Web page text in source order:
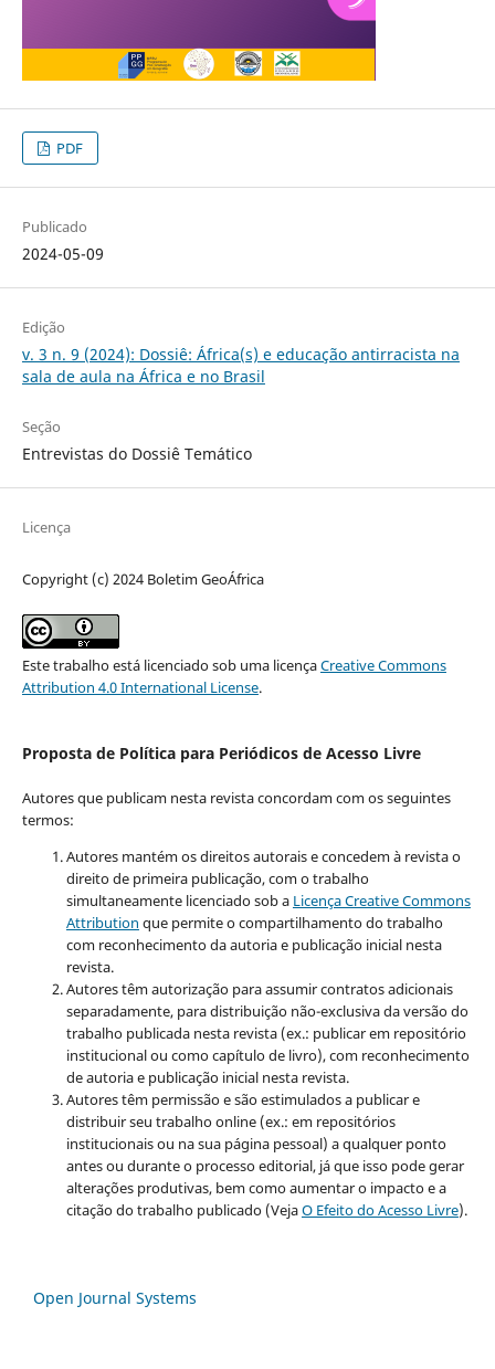
PDF
Publicado
2024-05-09
Edição
v. 3 n. 9 (2024): Dossiê: África(s) e educação antirracista na
sala de aula na África e no Brasil
Seção
Entrevistas do Dossiê Temático
Licença
Copyright (c) 2024 Boletim GeoÁfrica
Este trabalho está licenciado sob uma licençaCreative Commons
Attribution 4.0 International License.
Proposta de Política para Periódicos de Acesso Livre
Autores que publicam nesta revista concordam com os seguintes
termos:
Autores mantém os direitos autorais e concedem à revista o
direito de primeira publicação, com o trabalho
simultaneamente licenciado sob a Licença Creative Commons
Attribution que permite o compartilhamento do trabalho
com reconhecimento da autoria e publicação inicial nesta
revista.
Autores têm autorização para assumir contratos adicionais
separadamente, para distribuição não-exclusiva da versão do
trabalho publicada nesta revista (ex.: publicar em repositório
institucional ou como capítulo de livro), com reconhecimento
de autoria e publicação inicial nesta revista.
Autores têm permissão e são estimulados a publicar e
distribuir seu trabalho online (ex.: em repositórios
institucionais ou na sua página pessoal) a qualquer ponto
antes ou durante o processo editorial, já que isso pode gerar
alterações produtivas, bem como aumentar o impacto e a
citação do trabalho publicado (VejaO Efeito do Acesso Livre).
Open Journal Systems